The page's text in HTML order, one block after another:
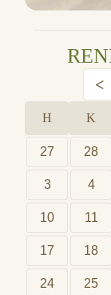
<
H K
27 28
3 4
10 11
17 18
24 25